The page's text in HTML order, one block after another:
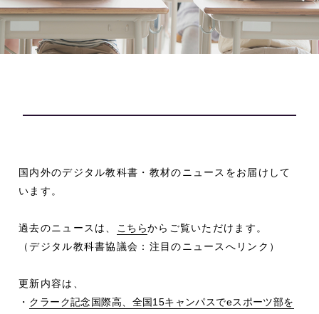
国内外のデジタル教科書・教材のニュースをお届けして
います。
過去のニュースは、 こちらからご覧いただけます。
（デジタル教科書協議会：注目のニュースへリンク）
更新内容は、
・ クラーク記念国際高、全国15キャンパスでeスポーツ部を